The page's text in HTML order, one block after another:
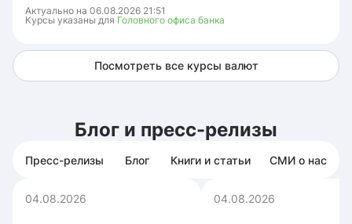
Актуально на 06.08.2026 21:51
Курсы указаны для Головного офиса банка
Посмотреть все курсы валют
Блог и пресс-релизы
Пресс-релизы Блог Книги и статьи СМИ о нас
04.08.2026 04.08.2026